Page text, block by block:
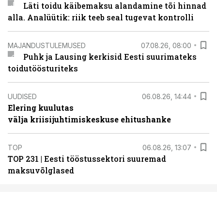
Läti toidu käibemaksu alandamine tõi hinnad
alla. Analüütik: riik teeb seal tugevat kontrolli
MAJANDUSTULEMUSED 07.08.26, 08:00
Puhk ja Lausing kerkisid Eesti suurimateks
toidutöösturiteks
UUDISED 06.08.26, 14:44
Elering kuulutas
välja kriisijuhtimiskeskuse ehitushanke
TOP 06.08.26, 13:07
TOP 231 | Eesti tööstussektori suuremad
maksuvõlglased